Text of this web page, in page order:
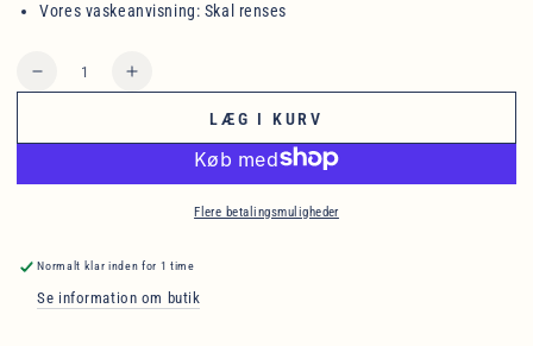
Vores vaskeanvisning: Skal renses
LÆG I KURV
Flere betalingsmuligheder
Normalt klar inden for 1 time
Se information om butik